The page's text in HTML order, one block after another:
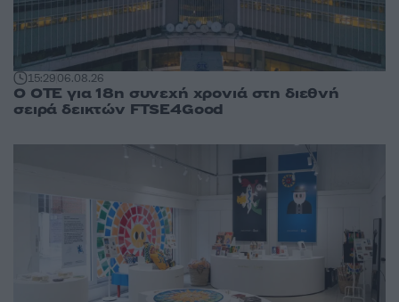
15:2906.08.26
Ο ΟΤΕ για 18η συνεχή χρονιά στη διεθνή
σειρά δεικτών FTSE4Good